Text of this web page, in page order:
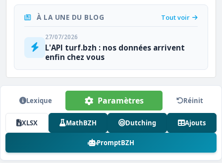
À LA UNE DU BLOG Tout voir
27/07/2026
L'API turf.bzh : nos données arrivent
enfin chez vous
Lexique Paramètres Réinit
XLSX MathBZH Dutching Ajouts
PromptBZH